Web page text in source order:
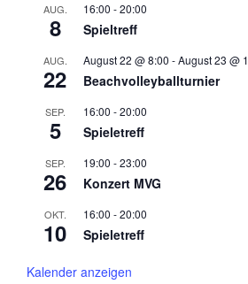
AUG.
8
16:00 -20:00
Spieltreff
AUG.
22
August 22 @ 8:00 -August 23 @
Beachvolleyballturnier
SEP.
5
16:00 -20:00
Spieletreff
SEP.
26
19:00 -23:00
Konzert MVG
OKT.
10
16:00 -20:00
Spieletreff
Kalender anzeigen